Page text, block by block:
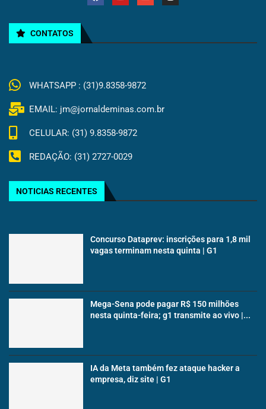
CONTATOS
WHATSAPP : (31)9.8358-9872
EMAIL: jm@jornaldeminas.com.br
CELULAR: (31) 9.8358-9872
REDAÇÃO: (31) 2727-0029
NOTICIAS RECENTES
Concurso Dataprev: inscrições para 1,8 mil
vagas terminam nesta quinta | G1
Mega-Sena pode pagar R$ 150 milhões
nesta quinta-feira; g1 transmite ao vivo |...
IA da Meta também fez ataque hacker a
empresa, diz site | G1